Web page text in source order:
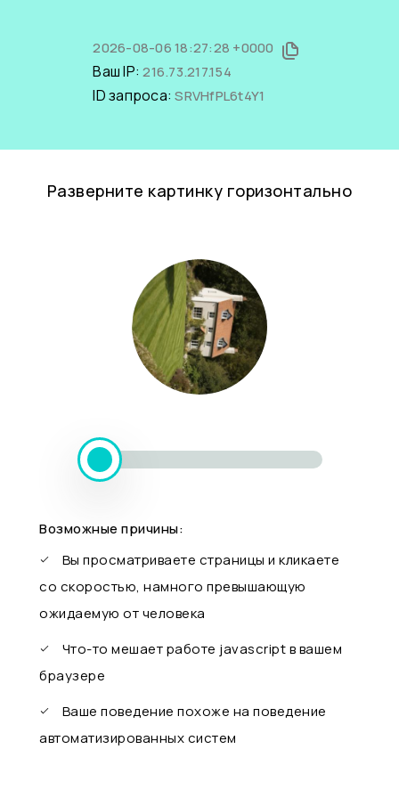
2026-08-06 18:27:28 +0000
Ваш IP:216.73.217.154
ID запроса:SRVHfPL6t4Y1
Разверните картинку горизонтально
Возможные причины:
Вы просматриваете страницы и кликаете
со скоростью, намного превышающую
ожидаемую от человека
Что-то мешает работе javascript в вашем
браузере
Ваше поведение похоже на поведение
автоматизированных систем